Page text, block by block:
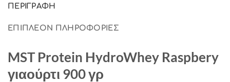
ΠΕΡΙΓΡΑΦΉ
ΕΠΙΠΛΈΟΝ ΠΛΗΡΟΦΟΡΊΕΣ
MST Protein HydroWhey Raspbery
γιαούρτι 900 γρ